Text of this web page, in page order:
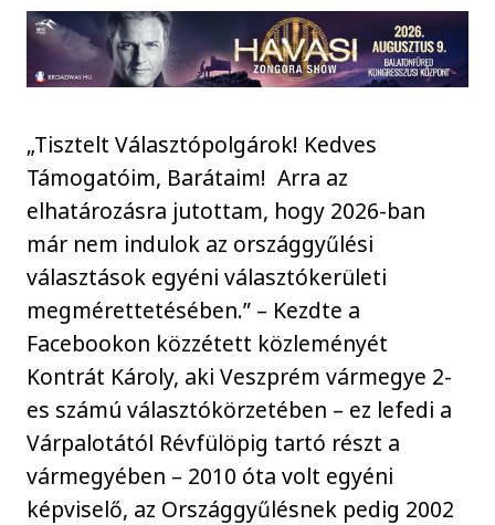
„Tisztelt Választópolgárok! Kedves
Támogatóim, Barátaim! Arra az
elhatározásra jutottam, hogy 2026-ban
már nem indulok az országgyűlési
választások egyéni választókerületi
megmérettetésében.” – Kezdte a
Facebookon közzétett közleményét
Kontrát Károly, aki Veszprém vármegye 2-
es számú választókörzetében – ez lefedi a
Várpalotától Révfülöpig tartó részt a
vármegyében – 2010 óta volt egyéni
képviselő, az Országgyűlésnek pedig 2002